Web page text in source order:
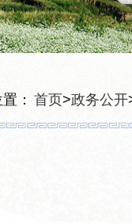
： 首页>政务公开